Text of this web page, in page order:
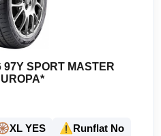
97Y SPORT MASTER
XL YES ⚠️Runflat No